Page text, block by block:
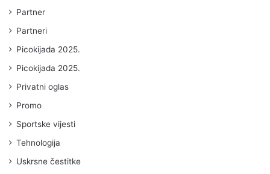
Partner
Partneri
Picokijada 2025.
Picokijada 2025.
Privatni oglas
Promo
Sportske vijesti
Tehnologija
Uskrsne čestitke